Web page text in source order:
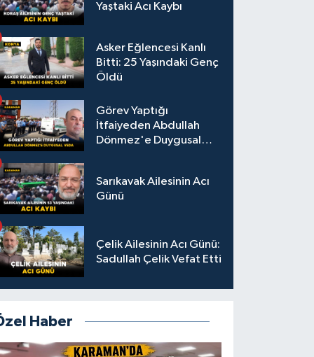
Yaştaki Acı Kaybı
Asker Eğlencesi Kanlı
Bitti: 25 Yaşındaki Genç
Öldü
Görev Yaptığı
İtfaiyeden Abdullah
Dönmez'e Duygusal
Sarıkavak Ailesinin Acı
Günü
Çelik Ailesinin Acı Günü:
Sadullah Çelik Vefat Etti
Haber